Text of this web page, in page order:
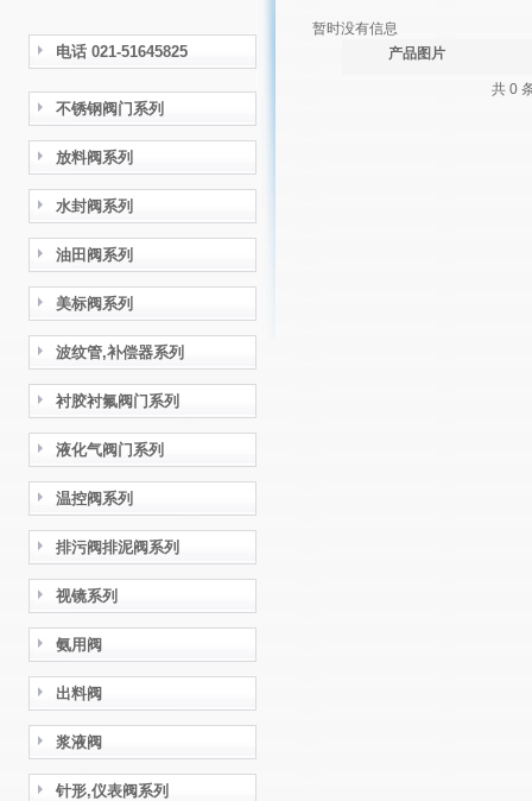
电话 021-51645825
不锈钢阀门系列
放料阀系列
水封阀系列
油田阀系列
美标阀系列
波纹管,补偿器系列
衬胶衬氟阀门系列
液化气阀门系列
温控阀系列
排污阀排泥阀系列
视镜系列
氨用阀
出料阀
浆液阀
针形,仪表阀系列
暂时没有信息
产品图片
共 0